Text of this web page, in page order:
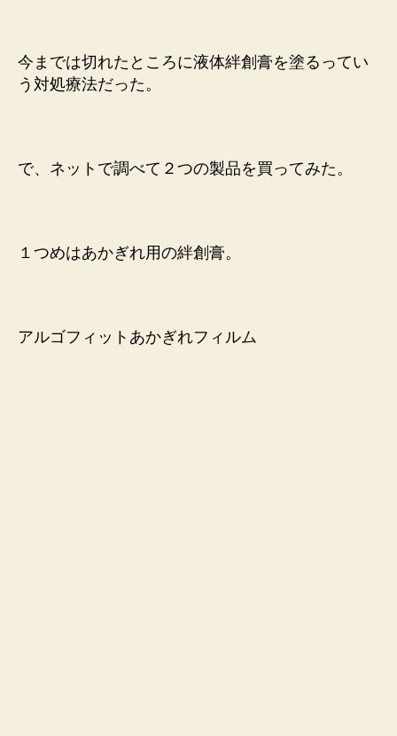
リ
ー
創
今までは切れたところに液体絆創膏を塗るってい
う対処療法だった。
で、ネットで調べて２つの製品を買ってみた。
１つめはあかぎれ用の絆創膏。
アルゴフィットあかぎれフィルム